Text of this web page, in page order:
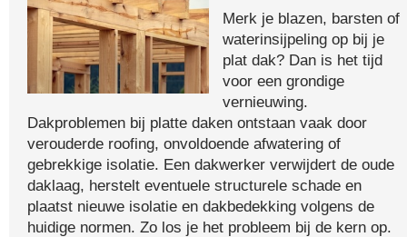
Merk je blazen, barsten of
waterinsijpeling op bij je
plat dak? Dan is het tijd
voor een grondige
vernieuwing.
Dakproblemen bij platte daken ontstaan vaak door
verouderde roofing, onvoldoende afwatering of
gebrekkige isolatie. Een dakwerker verwijdert de oude
daklaag, herstelt eventuele structurele schade en
plaatst nieuwe isolatie en dakbedekking volgens de
huidige normen. Zo los je het probleem bij de kern op.